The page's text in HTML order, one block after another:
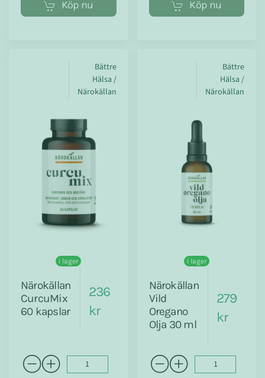
Köp nu Köp nu
Bättre
Hälsa /
Närokällan
I lager
Närokällan
CurcuMix
60 kapslar
236
kr
Bättre
Hälsa /
Närokällan
I lager
Närokällan
Vild
Oregano
Olja 30 ml
279
kr